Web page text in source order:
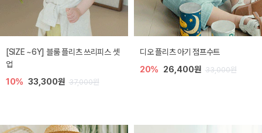
[SIZE ~6Y] 블룸 플리츠 쓰리피스 셋
업
10% 33,300원 37,000원
디오 플리츠 아기 점프수트
20% 26,400원 33,000원